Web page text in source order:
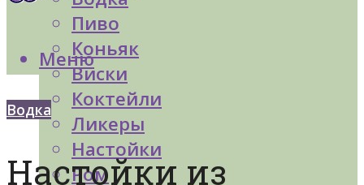
Пиво
Коньяк
Виски
Коктейли
Ликеры
Настойки
Ром
Меню
Водка
Настойки из